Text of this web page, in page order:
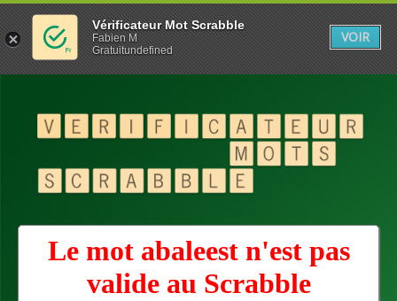
Le mot abaleest n'est pas
valide au Scrabble
Vérificateur Mot Scrabble
Fabien M
Gratuitundefined
VOIR